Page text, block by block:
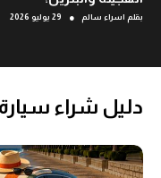
بقلم اسراء سالم ● 29 يوليو 2026
دليل شراء سيارة